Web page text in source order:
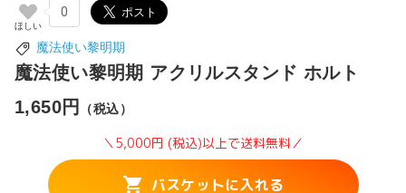
0
魔法使い黎明期
魔法使い黎明期 アクリルスタンド ホルト
1,650円
（税込）
＼5,000円 (税込)以上で送料無料／
バスケットに入れる